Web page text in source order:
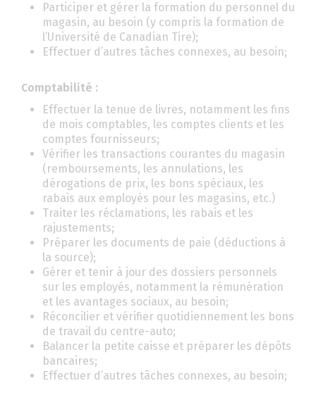
Participer et gérer la formation du personnel du
magasin, au besoin (y compris la formation de
l’Université de Canadian Tire);
Effectuer d’autres tâches connexes, au besoin;
Comptabilité :
Effectuer la tenue de livres, notamment les fins
de mois comptables, les comptes clients et les
comptes fournisseurs;
Vérifier les transactions courantes du magasin
(remboursements, les annulations, les
dérogations de prix, les bons spéciaux, les
rabais aux employés pour les magasins, etc.)
Traiter les réclamations, les rabais et les
rajustements;
Préparer les documents de paie (déductions à
la source);
Gérer et tenir à jour des dossiers personnels
sur les employés, notamment la rémunération
et les avantages sociaux, au besoin;
Réconcilier et vérifier quotidiennement les bons
de travail du centre-auto;
Balancer la petite caisse et préparer les dépôts
bancaires;
Effectuer d’autres tâches connexes, au besoin;